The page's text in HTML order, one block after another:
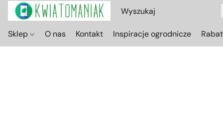
Sklep O nas Kontakt Inspiracje ogrodnicze